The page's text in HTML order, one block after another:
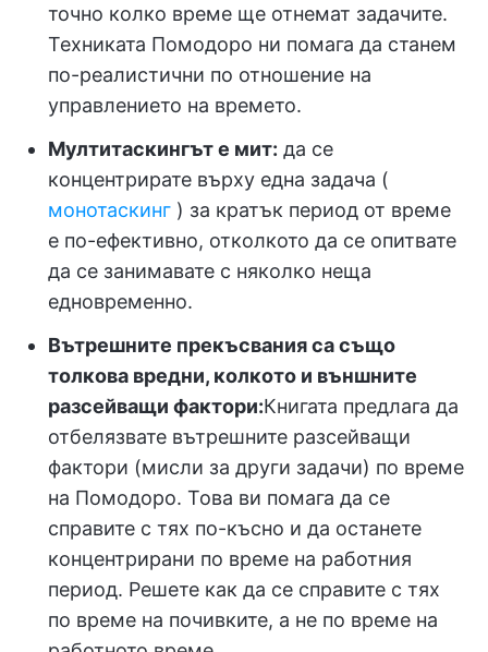
точно колко време ще отнемат задачите.
Техниката Помодоро ни помага да станем
по-реалистични по отношение на
управлението на времето.
Мултитаскингът е мит: да се
концентрирате върху една задача (
монотаскинг ) за кратък период от време
е по-ефективно, отколкото да се опитвате
да се занимавате с няколко неща
едновременно.
Вътрешните прекъсвания са също
толкова вредни, колкото и външните
разсейващи фактори:Книгата предлага да
отбелязвате вътрешните разсейващи
фактори (мисли за други задачи) по време
на Помодоро. Това ви помага да се
справите с тях по-късно и да останете
концентрирани по време на работния
период. Решете как да се справите с тях
по време на почивките, а не по време на